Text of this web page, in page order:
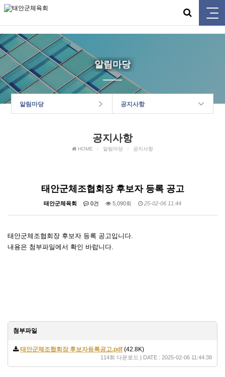
태안군체육회
알림마당
알림마당 공지사항
공지사항
HOME 알림마당 공지사항
태안군체조협회장 후보자 등록 공고
태안군체육회 0건 5,090회 25-02-06 11:44
태안군체조협회장 후보자 등록 공고입니다.
내용은 첨부파일에서 확인 바랍니다.
첨부파일
태안군체조협회장 후보자등록공고.pdf (42.8K)
114회 다운로드 | DATE : 2025-02-06 11:44:38